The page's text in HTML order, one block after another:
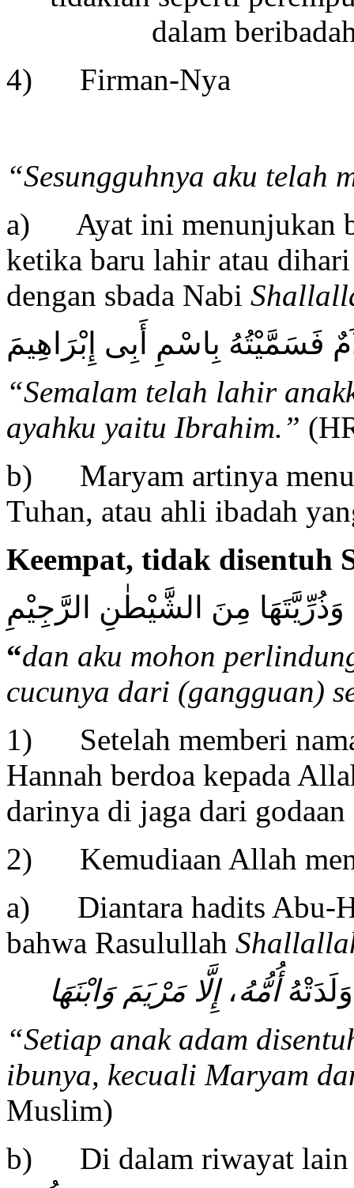
dalam
4) Firman-Nya
“Sesungguhnya aku telah
a) Ayat ini menunjukan
ketika baru lahir atau
dengan sbada Nabi
فَسَمَّيْتُهُ بِاسْمِ أَبِى إِبْرَاهِيمَ
“Semalam telah lahir
ayahku yaitu Ibrahim.”
b) Maryam artinya
Tuhan, atau ahli ibadah
Keempat, tidak disentuh
وَذُرِّيَّتَهَا مِنَ الشَّيْطٰنِ الرَّجِيْمِ
“dan aku mohon
cucunya dari (gangguan)
1) Setelah memberi
Hannah berdoa kepada
darinya di jaga dari
2) Kemudiaan Allah
a) Diantara hadits Abu-
bahwa Rasulullah
أُمُّهُ،إِلَّا مَرْيَمَ وَابْنَهَا
“Setiap anak adam
ibunya, kecuali Maryam
Muslim)
b) Di dalam riwayat lain